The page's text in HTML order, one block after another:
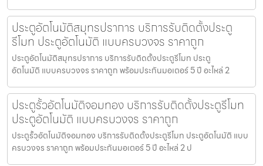
ประตูอัตโนมัติสมุทรปราการ บริการรับติดตั้งประตู
รีโมท ประตูอัตโนมัติ แบบครบวงจร ราคาถูก
ประตูอัตโนมัติสมุทรปราการ บริการรับติดตั้งประตูรีโมท ประตู
อัตโนมัติ แบบครบวงจร ราคาถูก พร้อมประกันมอเตอร์ 5 ปี อะไหล่ 2
ประตูรั้วอัตโนมัติจอมทอง บริการรับติดตั้งประตูรีโมท
ประตูอัตโนมัติ แบบครบวงจร ราคาถูก
ประตูรั้วอัตโนมัติจอมทอง บริการรับติดตั้งประตูรีโมท ประตูอัตโนมัติ แบบ
ครบวงจร ราคาถูก พร้อมประกันมอเตอร์ 5 ปี อะไหล่ 2 ป